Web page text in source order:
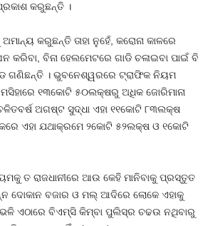
କରୁଛନ୍ତି ।
ଅମାନ୍ୟ କରୁଛନ୍ତି ତାହା ନୁହେଁ, କରୋନା କାଳରେ
ବିନା ହେଲମେଟରେ ଗାଡି ଚଳାଇବା ପାଇଁ ବି
ଗଣିଛନ୍ତି । ଭୁବନେଶ୍ୱରରେ ଟ୍ରାଫିକ ନିୟମ
୧୩କୋଟି ୫୦ଲକ୍ଷରୁ ଅଧିକ ଜୋରିମାନା
ଅଗଷ୍ଟ ସୁଦ୍ଧା ଏହା ୧୧କୋଟି ୮୩ଲକ୍ଷ
ଏହା ଯଥାକ୍ରମେ ୨କୋଟି ୫୨ଲକ୍ଷ ଓ ୧କୋଟି
ତ ରାଜଧାନୀରେ ଆଉ କେହି ମାନିବାକୁ ପ୍ରସ୍ତୁତ
ଦୋକାନ ବଜାର ଓ ମଲ୍‍ ଆଦିରେ ଲୋକେ ଏହାକୁ
ଏଠାରେ ବିଏମ୍‍ସି କିମ୍ବା ପୁଲିସ୍‍ର ଚଢଉ ନଥିବାରୁ